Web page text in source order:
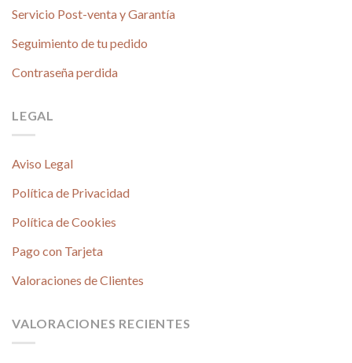
Servicio Post-venta y Garantía
Seguimiento de tu pedido
Contraseña perdida
LEGAL
Aviso Legal
Política de Privacidad
Política de Cookies
Pago con Tarjeta
Valoraciones de Clientes
VALORACIONES RECIENTES